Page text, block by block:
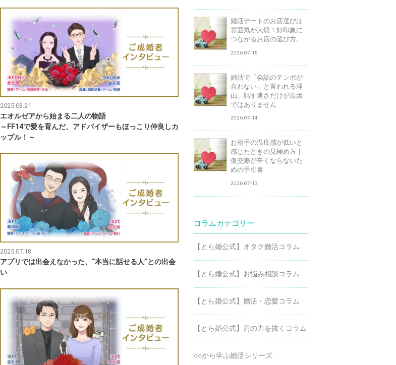
2025.08.21
エオルゼアから始まる二人の物語
～FF14で愛を育んだ、アドバイザーもほっこり仲良しカ
ップル！～
2025.07.18
アプリでは出会えなかった、“本当に話せる人”との出会
い
婚活デートのお店選びは
雰囲気が大切！好印象に
つながるお店の選び方。
2026-07-15
婚活で「会話のテンポが
合わない」と言われる理
由。話す速さだけが原因
ではありません
2026-07-14
お相手の温度感が低いと
感じたときの見極め方｜
仮交際が辛くならないた
めの手引書
2026-07-13
コラムカテゴリー
【とら婚公式】オタク婚活コラム
【とら婚公式】お悩み相談コラム
【とら婚公式】婚活・恋愛コラム
【とら婚公式】肩の力を抜くコラム
○○から学ぶ婚活シリーズ